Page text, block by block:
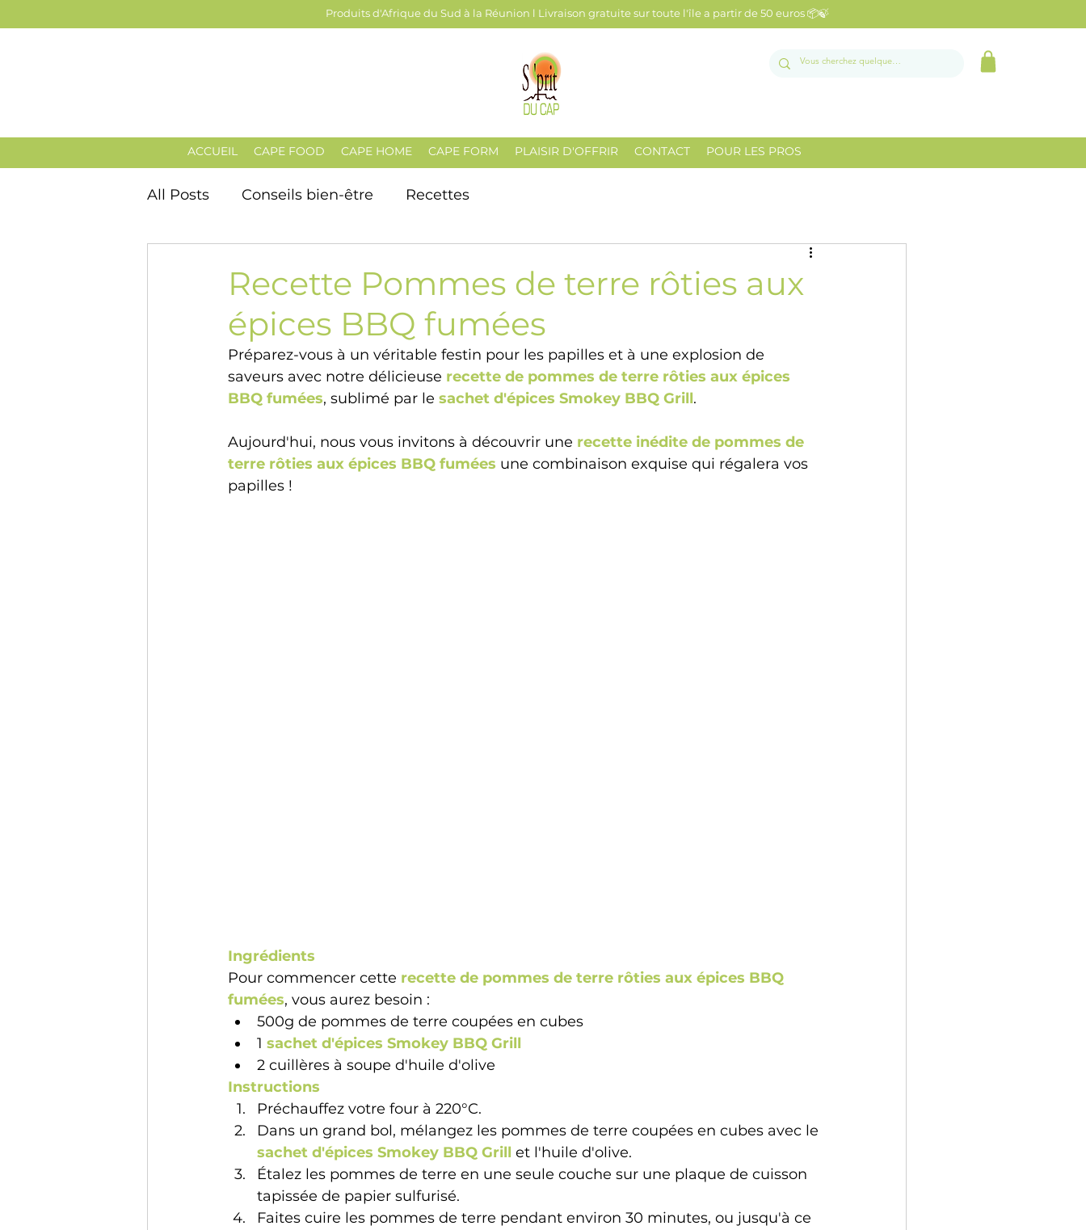
Produits d'Afrique du Sud à la Réunion l Livraison gratuite sur toute l'île a partir de 50 euros 📦🍃
ACCUEIL CAPE FOOD CAPE HOME CAPE FORM PLAISIR D'OFFRIR CONTACT POUR LES PROS
All Posts Conseils bien-être Recettes
Recette Pommes de terre rôties aux
épices BBQ fumées
Préparez-vous à un véritable festin pour les papilles et à une explosion de
saveurs avec notre délicieuse recette de pommes de terre rôties aux épices
BBQ fumées, sublimé par le sachet d'épices Smokey BBQ Grill.
Aujourd'hui, nous vous invitons à découvrir une recette inédite de pommes de
terre rôties aux épices BBQ fumées une combinaison exquise qui régalera vos
papilles !
Ingrédients
Pour commencer cette recette de pommes de terre rôties aux épices BBQ
fumées, vous aurez besoin :
500g de pommes de terre coupées en cubes
1 sachet d'épices Smokey BBQ Grill
2 cuillères à soupe d'huile d'olive
Instructions
Préchauffez votre four à 220°C.
Dans un grand bol, mélangez les pommes de terre coupées en cubes avec le
sachet d'épices Smokey BBQ Grill et l'huile d'olive.
Étalez les pommes de terre en une seule couche sur une plaque de cuisson
tapissée de papier sulfurisé.
Faites cuire les pommes de terre pendant environ 30 minutes, ou jusqu'à ce